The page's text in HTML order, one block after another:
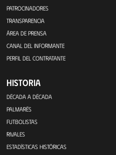
PATROCINADORES
TRANSPARENCIA
ÁREA DE PRENSA
CANAL DEL INFORMANTE
PERFIL DEL CONTRATANTE
HISTORIA
DÉCADA A DÉCADA
PALMARÉS
FUTBOLISTAS
RIVALES
ESTADÍSTICAS HISTÓRICAS